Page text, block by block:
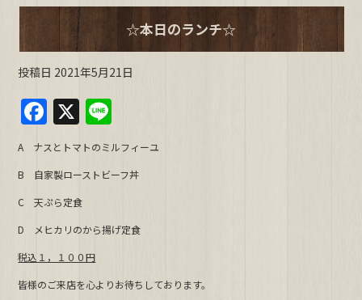
☆本日のランチ☆
投稿日 2021年5月21日
F
a
c
e
b
o
o
X
n
e
A ナスとトマトのミルフィーユ
B 自家製ローストビーフ丼
C 天ぷら定食
D メヒカリのから揚げ定食
税込１，１００円
皆様のご来店を心よりお待ちしております。